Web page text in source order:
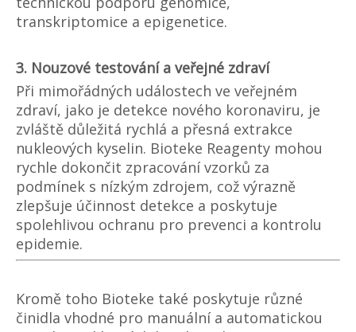
transkriptomice a epigenetice.
3. Nouzové testování a veřejné zdraví
Při mimořádných událostech ve veřejném
zdraví, jako je detekce nového koronaviru, je
zvláště důležitá rychlá a přesná extrakce
nukleových kyselin. Bioteke Reagenty mohou
rychle dokončit zpracování vzorků za
podmínek s nízkým zdrojem, což výrazně
zlepšuje účinnost detekce a poskytuje
spolehlivou ochranu pro prevenci a kontrolu
epidemie.
Kromě toho Bioteke také poskytuje různé
činidla vhodné pro manuální a automatickou